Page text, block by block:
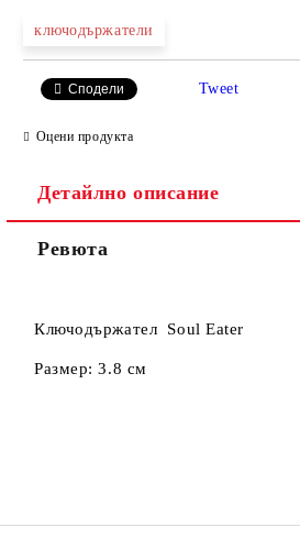
Съгласен съм с
Ние ще се свържем с вас в рамките на
ключодържатели
Сподели Tweet
Оцени продукта
Детайлно описание
Ревюта
Ключодържател Soul Eater
Размер: 3.8 см